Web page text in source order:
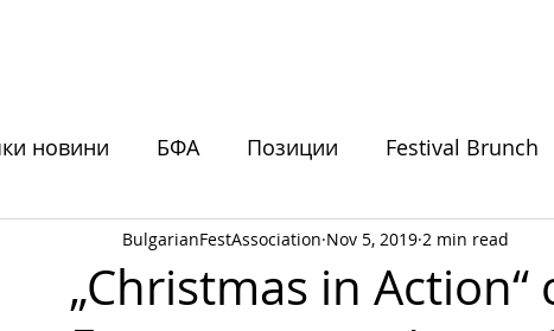
новини БФА Позиции Festival Brunch
Отворени покани
„Christmas in
BulgarianFestAssociation Nov 5, 2019 2 min read